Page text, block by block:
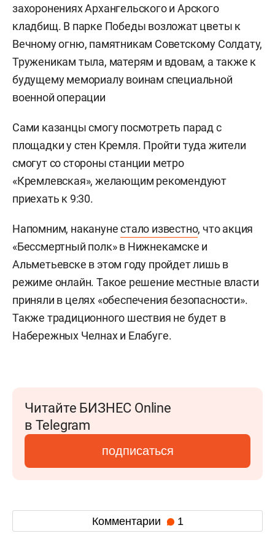
захоронениях Архангельского и Арского
кладбищ. В парке Победы возложат цветы к
Вечному огню, памятникам Советскому Солдату,
Труженикам тыла, матерям и вдовам, а также к
будущему мемориалу воинам специальной
военной операции
Сами казанцы смогу посмотреть парад с
площадки у стен Кремля. Пройти туда жители
смогут со стороны станции метро
«Кремлевская», желающим рекомендуют
приехать к 9:30.
Напомним, наканунестало известно, что акция
«Бессмертный полк» в Нижнекамске и
Альметьевске в этом году пройдет лишь в
режиме онлайн. Такое решение местные власти
приняли в целях «обеспечения безопасности».
Также традиционного шествия не будет в
Набережных Челнах и Елабуге.
Читайте БИЗНЕС Online
в Telegram
подписаться
Комментарии 1